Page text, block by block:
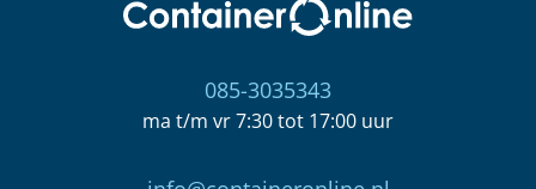
085-3035343
ma t/m vr 7:30 tot 17:00 uur